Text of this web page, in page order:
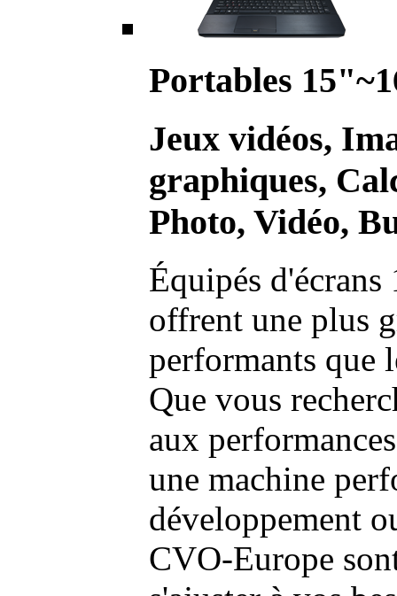
Portables
Jeux vidéos,
graphiques,
Photo, Vidéo,
Équipés
offrent une plus
performants que
Que vous
aux
une machine
développement
CVO-Europe